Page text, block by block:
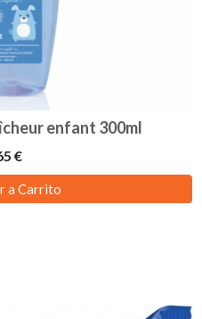
enfant 300ml
€
a Carrito